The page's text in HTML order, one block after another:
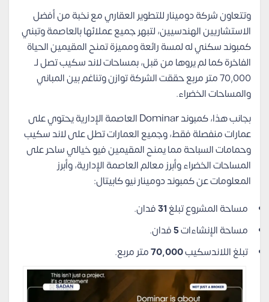
وتتعاون شركة دومينار للتطوير العقاري مع نخبة من أفضل
الاستشاريين الهندسيين، لتبهر جميع عملائها بالعاصمة وتبني
كمبوند سكني له لمسة رائعة ومميزة تمنح المقيمين الحياة
الفاخرة كما لم يروها من قبل، بمساحات لاند سكيب تصل لـ
70,000 متر مربع حققت الشركة توازن وتناغم بين المباني
والمساحات الخضراء.
بجانب هذا، كمبوند Dominar العاصمة الإدارية يحتوي على
عمارات منفصلة فقط، وجميع العمارات تطل على لاند سكيب
وحمامات السباحة مما يمنح المقيمين فيو خيالي ساحر على
المساحات الخضراء وأبرز معالم العاصمة الإدارية، وأبرز
المعلومات عن كمبوند دومينار نيو كابيتال:
مساحة المشروع تبلغ31فدان.
مساحة الإنشاءات5فدان.
تبلغ اللاندسكيب70,000متر مربع.